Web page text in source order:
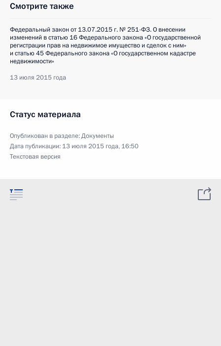
Смотрите также
Федеральный закон от 13.07.2015 г. № 251-ФЗ. О внесении
изменений в статью 16 Федерального закона «О государственной
регистрации прав на недвижимое имущество и сделок с ним»
и статью 45 Федерального закона «О государственном кадастре
недвижимости»
13 июля 2015 года
Статус материала
Опубликован в разделе:Документы
Дата публикации: 13 июля 2015 года, 16:50
Текстовая версия